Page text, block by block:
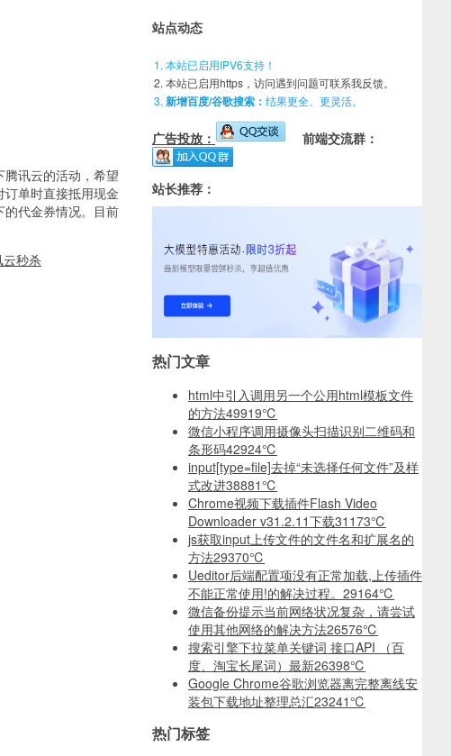
讯云的活动，希望
单时直接抵用现金
代金券情况。目前
云秒杀
站点动态
本站已启用IPV6支持！
本站已启用https，访问遇到问题可联系我反馈。
新增百度/谷歌搜索： 结果更全、更灵活。
广告投放： 前端交流群：
站长推荐：
热门文章
html中引入调用另一个公用html模板文件
的方法49919℃
微信小程序调用摄像头扫描识别二维码和
条形码42924℃
input[type=file]去掉“未选择任何文件”及样
式改进38881℃
Chrome视频下载插件Flash Video
Downloader v31.2.11下载31173℃
js获取input上传文件的文件名和扩展名的
方法29370℃
Ueditor后端配置项没有正常加载,上传插件
不能正常使用!的解决过程。 29164℃
微信备份提示当前网络状况复杂，请尝试
使用其他网络的解决方法26576℃
搜索引擎下拉菜单关键词 接口API （百
度、淘宝长尾词）最新26398℃
Google Chrome谷歌浏览器离完整离线安
装包下载地址整理总汇23241℃
热门标签